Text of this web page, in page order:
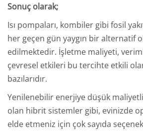
Sonuç olarak;​
Isı pompaları, kombiler gibi fosil
her geçen gün yaygın bir alternatif
edilmektedir. İşletme maliyeti,
çevresel etkileri bu tercihte etkili
bazılarıdır.
Yenilenebilir enerjiye düşük
olan hibrit sistemler gibi, evinizde
elde etmeniz için çok sayıda